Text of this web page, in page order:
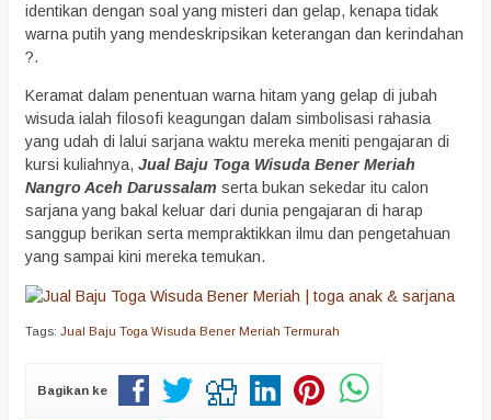
identikan dengan soal yang misteri dan gelap, kenapa tidak
warna putih yang mendeskripsikan keterangan dan kerindahan
?.
Keramat dalam penentuan warna hitam yang gelap di jubah
wisuda ialah filosofi keagungan dalam simbolisasi rahasia
yang udah di lalui sarjana waktu mereka meniti pengajaran di
kursi kuliahnya, Jual Baju Toga Wisuda Bener Meriah
Nangro Aceh Darussalam serta bukan sekedar itu calon
sarjana yang bakal keluar dari dunia pengajaran di harap
sanggup berikan serta mempraktikkan ilmu dan pengetahuan
yang sampai kini mereka temukan.
Tags: Jual Baju Toga Wisuda Bener Meriah Termurah
Bagikan ke